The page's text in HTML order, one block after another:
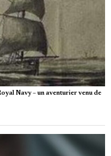
Navy – un aventurier venu de